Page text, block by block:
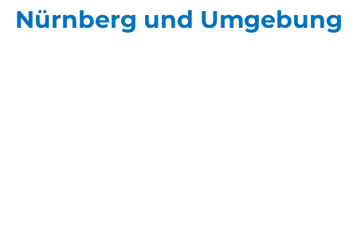
Nürnberg und Umgebung